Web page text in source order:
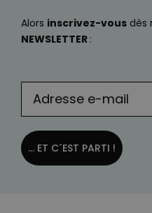
Alors inscrivez-vous dès
NEWSLETTER :
... ET C´EST PARTI !